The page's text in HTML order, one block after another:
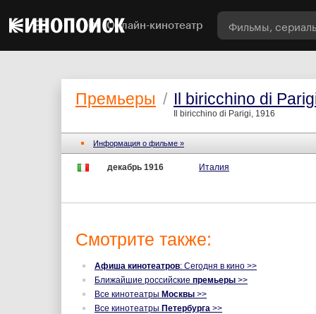
Онлайн-кинотеатр
Премьеры / Il biricchino di
Il biricchino di Parigi, 1916
Информация о фильме »
декабрь 1916 Италия
Смотрите также:
Афиша кинотеатров: Сегодня в кино >>
Ближайшие российские премьеры >>
Все кинотеатры Москвы >>
Все кинотеатры Петербурга >>